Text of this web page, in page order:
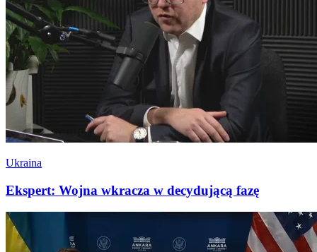
Ukraina
Ekspert: Wojna wkracza w decydującą fazę